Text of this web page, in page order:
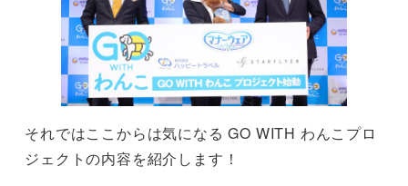
それではここからは気になる GO WITH わんこプロ
ジェクトの内容を紹介します！